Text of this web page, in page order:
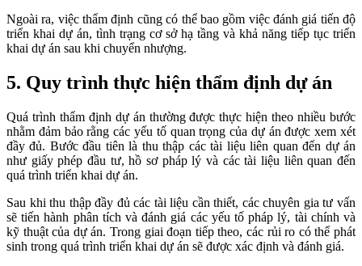
Ngoài ra, việc thẩm định cũng có thể bao gồm việc đánh giá tiến độ
triển khai dự án, tình trạng cơ sở hạ tầng và khả năng tiếp tục triển
khai dự án sau khi chuyển nhượng.
5. Quy trình thực hiện thẩm định dự án
Quá trình thẩm định dự án thường được thực hiện theo nhiều bước
nhằm đảm bảo rằng các yếu tố quan trọng của dự án được xem xét
đầy đủ. Bước đầu tiên là thu thập các tài liệu liên quan đến dự án
như giấy phép đầu tư, hồ sơ pháp lý và các tài liệu liên quan đến
quá trình triển khai dự án.
Sau khi thu thập đầy đủ các tài liệu cần thiết, các chuyên gia tư vấn
sẽ tiến hành phân tích và đánh giá các yếu tố pháp lý, tài chính và
kỹ thuật của dự án. Trong giai đoạn tiếp theo, các rủi ro có thể phát
sinh trong quá trình triển khai dự án sẽ được xác định và đánh giá.